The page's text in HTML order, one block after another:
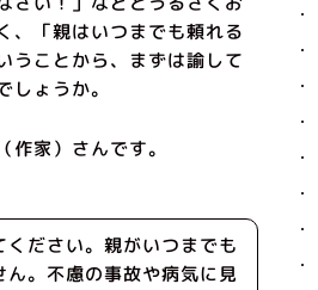
、「親はいつまでも頼れる
うことから、まずは諭して
しょうか。
作家）さんです。
ください。親がいつまでも
。不慮の事故や病気に見